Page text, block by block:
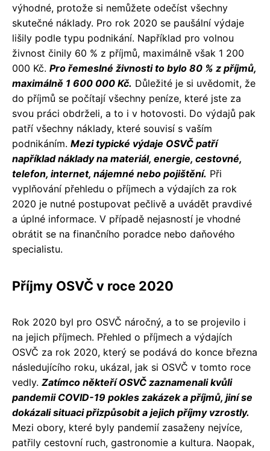
výhodné, protože si nemůžete odečíst všechny
skutečné náklady. Pro rok 2020 se paušální výdaje
lišily podle typu podnikání. Například pro volnou
živnost činily 60 % z příjmů, maximálně však 1 200
000 Kč. Pro řemeslné živnosti to bylo 80 % z příjmů,
maximálně 1 600 000 Kč. Důležité je si uvědomit, že
do příjmů se počítají všechny peníze, které jste za
svou práci obdrželi, a to i v hotovosti. Do výdajů pak
patří všechny náklady, které souvisí s vaším
podnikáním. Mezi typické výdaje OSVČ patří
například náklady na materiál, energie, cestovné,
telefon, internet, nájemné nebo pojištění. Při
vyplňování přehledu o příjmech a výdajích za rok
2020 je nutné postupovat pečlivě a uvádět pravdivé
a úplné informace. V případě nejasností je vhodné
obrátit se na finančního poradce nebo daňového
specialistu.
Příjmy OSVČ v roce 2020
Rok 2020 byl pro OSVČ náročný, a to se projevilo i
na jejich příjmech. Přehled o příjmech a výdajích
OSVČ za rok 2020, který se podává do konce března
následujícího roku, ukázal, jak si OSVČ v tomto roce
vedly. Zatímco někteří OSVČ zaznamenali kvůli
pandemii COVID-19 pokles zakázek a příjmů, jiní se
dokázali situaci přizpůsobit a jejich příjmy vzrostly.
Mezi obory, které byly pandemií zasaženy nejvíce,
patřily cestovní ruch, gastronomie a kultura. Naopak,